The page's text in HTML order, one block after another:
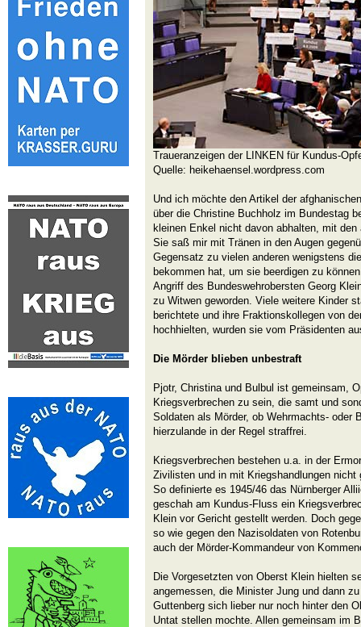
Traueranzeigen der LINKEN für Kundus-
Quelle: heikehaensel.wordpress.com
Und ich möchte den Artikel der
über die Christine Buchholz im Bundestag
kleinen Enkel nicht davon abhalten, mit
Sie saß mir mit Tränen in den Augen
Gegensatz zu vielen anderen wenigstens
bekommen hat, um sie beerdigen zu
Angriff des Bundeswehrobersten Georg
zu Witwen geworden. Viele weitere Kinder
berichtete und ihre Fraktionskollegen von
hochhielten, wurden sie vom Präsidenten
Die Mörder blieben unbestraft
Pjotr, Christina und Bulbul ist gemeinsam,
Kriegsverbrechen zu sein, die samt und
Soldaten als Mörder, ob Wehrmachts- oder
hierzulande in der Regel straffrei.
Kriegsverbrechen bestehen u.a. in der
Zivilisten und in mit Kriegshandlungen nicht
So definierte es 1945/46 das Nürnberger
geschah am Kundus-Fluss ein
Klein vor Gericht gestellt werden. Doch
so wie gegen den Nazisoldaten von
auch der Mörder-Kommandeur von
Die Vorgesetzten von Oberst Klein hielten
angemessen, die Minister Jung und dann
Guttenberg sich lieber nur noch hinter den
Untat stellen mochte. Allen gemeinsam im